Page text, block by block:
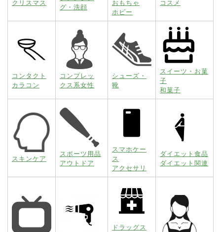
クリスマス
グ・洗顔
おもちゃ
ホビー
コスメ
コンタクト
カラコン
コンプレッ
クス系女性
シューズ・
靴
スイーツ・お菓
子
和菓子
スキンケア
スポーツ用品
アウトドア
スマホケー
ス
アクセサリ
ダイエット食品
ダイエット関連
ドラッグス